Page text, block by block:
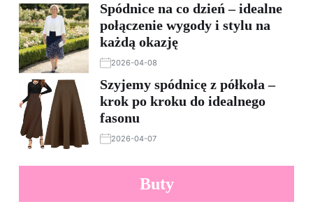
Spódnice na co dzień – idealne
połączenie wygody i stylu na
każdą okazję
2026-04-08
Szyjemy spódnicę z półkoła –
krok po kroku do idealnego
fasonu
2026-04-07
Buty